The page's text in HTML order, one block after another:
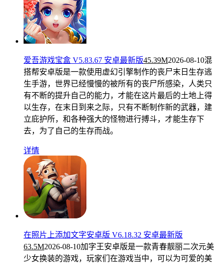
爱吾游戏宝盒 V5.83.67 安卓最新版45.39M2026-08-10混
搭帮安卓版是一款使用虚幻引擎制作的丧尸末日生存逃
生手游，世界已经慢慢的被所有的丧尸所感染，人类只
有不断的提升自己的能力，才能在这片最后的土地上得
以生存，在末日到来之际，只有不断制作新的武器，建
立庇护所，和各种强大的怪物进行搏斗，才能生存下
去，为了自己的生存而战。
详情
在照片上添加文字安卓版 V6.18.32 安卓最新版
63.5M2026-08-10加字王安卓版是一款青春靓丽二次元美
少女换装的游戏，玩家们在游戏当中，可以为可爱的美